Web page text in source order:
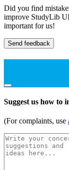
Did you find
improve StudyLib
important for us!
Send feedback
Suggest us how to
(For complaints, use